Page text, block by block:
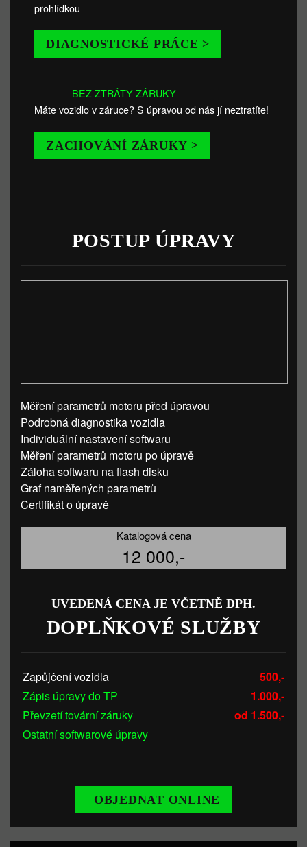
prohlídkou
DIAGNOSTICKÉ PRÁCE >
BEZ ZTRÁTY ZÁRUKY
Máte vozidlo v záruce? S úpravou od nás jí neztratíte!
ZACHOVÁNÍ ZÁRUKY >
POSTUP ÚPRAVY
Měření parametrů motoru před úpravou
Podrobná diagnostika vozidla
Individuální nastavení softwaru
Měření parametrů motoru po úpravě
Záloha softwaru na flash disku
Graf naměřených parametrů
Certifikát o úpravě
Katalogová cena
12 000,-
UVEDENÁ CENA JE VČETNĚ DPH.
DOPLŇKOVÉ SLUŽBY
Zapůjčení vozidla
500,-
Zápis úpravy do TP
1.000,-
Převzetí tovární záruky
od 1.500,-
Ostatní softwarové úpravy
OBJEDNAT ONLINE